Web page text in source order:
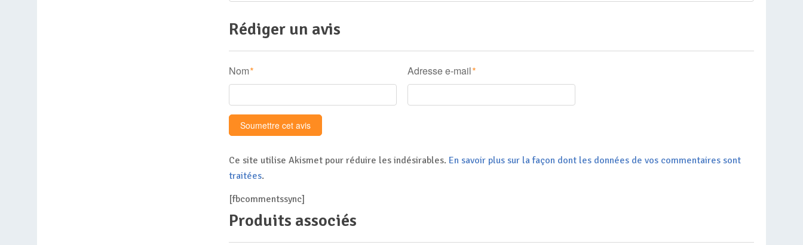
Rédiger un avis
Nom * Adresse e-mail *
Ce site utilise Akismet pour réduire les indésirables. En savoir plus sur la façon dont les données de vos commentaires sont
traitées.
[fbcommentssync]
Produits associés